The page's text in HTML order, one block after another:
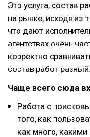
Это услуга, состав
на рынке, исходя из
что дают
агентствах очень
корректно
состав работ разный.
Чаще всего сюда
Работа с
того, как
как много,